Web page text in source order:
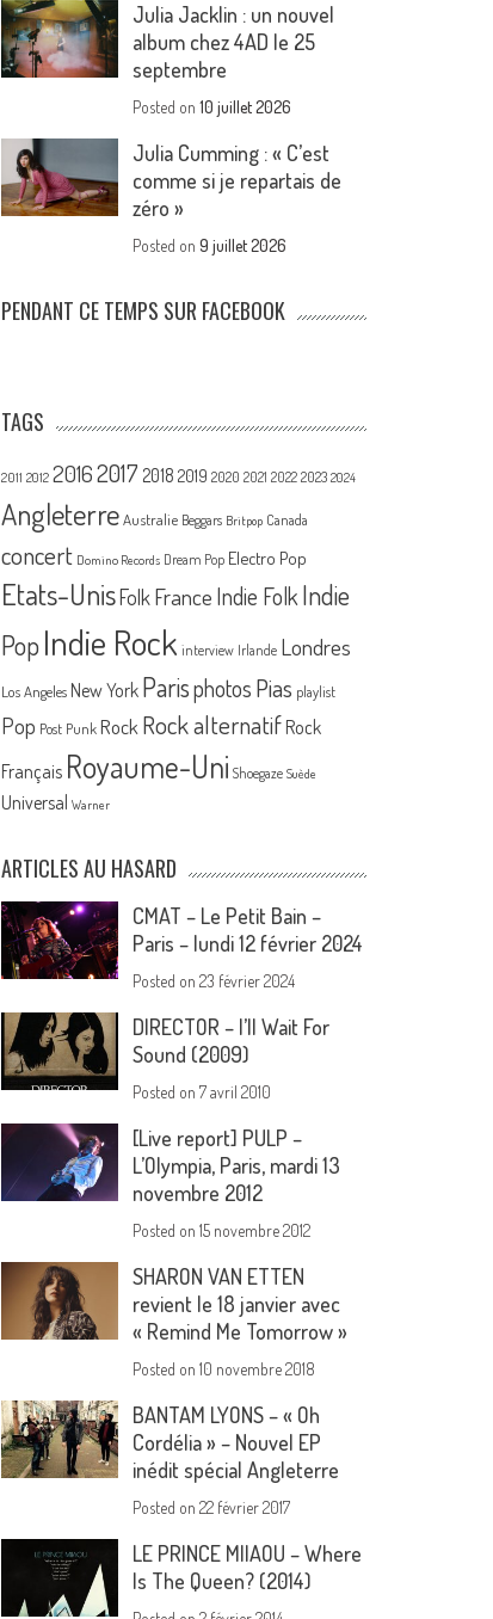
Julia Jacklin : un nouvel
album chez 4AD le 25
septembre
Posted on10 juillet 2026
Julia Cumming : « C’est
comme si je repartais de
zéro »
Posted on9 juillet 2026
PENDANT CE TEMPS SUR FACEBOOK
TAGS
2011 2012 20162017 2018 2019 2020 2021 2022 2023 2024
Angleterre Australie Beggars Britpop Canada
concert Domino Records Dream Pop Electro Pop
Etats-UnisFolk France Indie FolkIndie
PopIndie Rock interview Irlande Londres
Los Angeles New York Parisphotos Pias playlist
Pop Post Punk Rock Rock alternatif Rock
Français Royaume-Uni Shoegaze Suède
Universal Warner
ARTICLES AU HASARD
CMAT – Le Petit Bain –
Paris – lundi 12 février 2024
Posted on23 février 2024
DIRECTOR – I’ll Wait For
Sound (2009)
Posted on7 avril 2010
[Live report] PULP –
L’Olympia, Paris, mardi 13
novembre 2012
Posted on15 novembre 2012
SHARON VAN ETTEN
revient le 18 janvier avec
« Remind Me Tomorrow »
Posted on10 novembre 2018
BANTAM LYONS – « Oh
Cordélia » – Nouvel EP
inédit spécial Angleterre
Posted on22 février 2017
LE PRINCE MIIAOU – Where
Is The Queen? (2014)